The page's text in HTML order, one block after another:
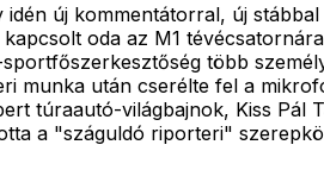
új kommentátorral, új
oda az M1
több
munka után cserélte fel a
túraautó-világbajnok, Kiss
a "száguldó riporteri"